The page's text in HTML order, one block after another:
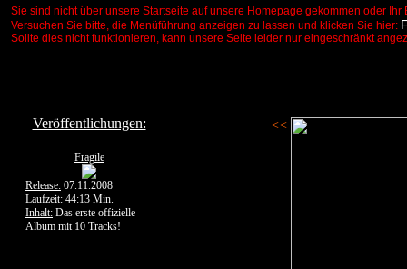
Sie sind nicht über unsere Startseite auf unsere Homepage gekommen oder
Versuchen Sie bitte, die Menüführung anzeigen zu lassen und klicken Sie hier:
Sollte dies nicht funktionieren, kann unsere Seite leider nur eingeschränkt
Veröffentlichungen:
Fragile
Release: 07.11.2008
Laufzeit: 44:13 Min.
Inhalt: Das erste offizielle
Album mit 10 Tracks!
<<